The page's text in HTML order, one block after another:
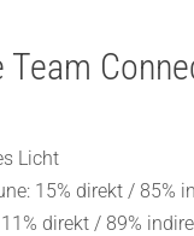
Licht
15% direkt / 85%
direkt / 89%